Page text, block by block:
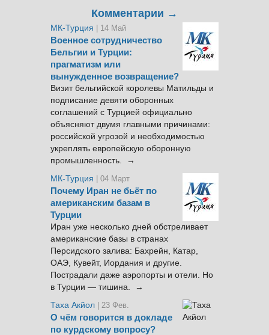
Комментарии →
МК-Турция | 14 Май
Военное сотрудничество
Бельгии и Турции:
прагматизм или
вынужденное возвращение?
Визит бельгийской королевы Матильды и
подписание девяти оборонных
соглашений с Турцией официально
объясняют двумя главными причинами:
российской угрозой и необходимостью
укреплять европейскую оборонную
промышленность. →
МК-Турция
| 04 Март
Почему Иран не бьёт по
американским базам в
Турции
Иран уже несколько дней обстреливает
американские базы в странах
Персидского залива: Бахрейн, Катар,
ОАЭ, Кувейт, Иордания и другие.
Пострадали даже аэропорты и отели. Но
в Турции — тишина. →
Таха Акйол | 23 Фев.
О чём говорится в докладе
по курдскому вопросу?